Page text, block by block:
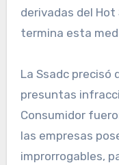
derivadas del
termina esta
La Ssadc precisó
presuntas
Consumidor
las empresas
improrrogables,